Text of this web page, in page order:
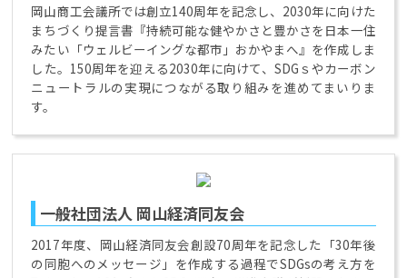
岡山商工会議所では創立140周年を記念し、2030年に向けた
まちづくり提言書『持続可能な健やかさと豊かさを日本一住
みたい「ウェルビーイングな都市」おかやまへ』を作成しま
した。150周年を迎える2030年に向けて、SDGｓやカーボン
ニュートラルの実現につながる取り組みを進めてまいりま
す。
一般社団法人 岡山経済同友会
2017年度、岡山経済同友会創設70周年を記念した「30年後
の同胞へのメッセージ」を作成する過程でSDGsの考え方を